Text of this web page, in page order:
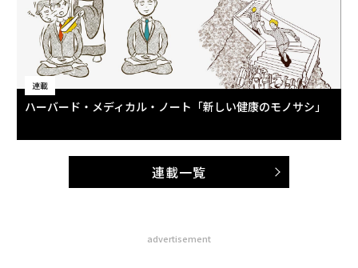
連載
ハーバード・メディカル・ノート「新しい健康のモノサシ」
連載一覧
advertisement